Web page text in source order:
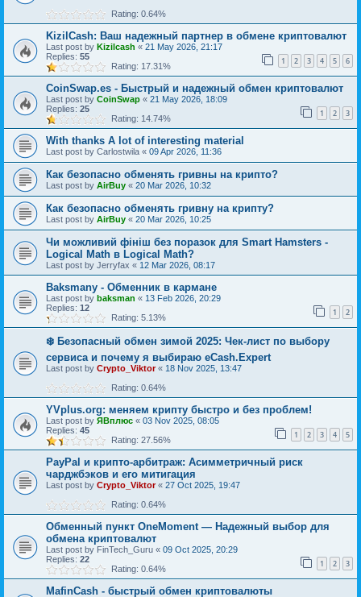
Rating: 0.64%
KizilCash: Ваш надежный партнер в обмене криптовалют
Last post by Kizilcash « 21 May 2026, 21:17
Replies: 55 1 2 3 4 5 6
Rating: 17.31%
CoinSwap.es - Быстрый и надежный обмен криптовалют
Last post by CoinSwap « 21 May 2026, 18:09
Replies: 25 1 2 3
Rating: 14.74%
With thanks A lot of interesting material
Last post by Carlostwila « 09 Apr 2026, 11:36
Как безопасно обменять гривны на крипто?
Last post by AirBuy « 20 Mar 2026, 10:32
Как безопасно обменять гривну на крипту?
Last post by AirBuy « 20 Mar 2026, 10:25
Чи можливий фініш без поразок для Smart Hamsters -
Logical Math в Logical Math?
Last post by Jerryfax « 12 Mar 2026, 08:17
Baksmany - Обменник в кармане
Last post by baksman « 13 Feb 2026, 20:29
Replies: 12 1 2
Rating: 5.13%
❄️ Безопасный обмен зимой 2025: Чек-лист по выбору
сервиса и почему я выбираю eCash.Expert
Last post by Crypto_Viktor« 18 Nov 2025, 13:47
Rating: 0.64%
YVplus.org: меняем крипту быстро и без проблем!
Last post by ЯВплюс « 03 Nov 2025, 08:05
Replies: 45 1 2 3 4 5
Rating: 27.56%
PayPal и крипто-арбитраж: Асимметричный риск
чарджбэков и его митигация
Last post by Crypto_Viktor« 27 Oct 2025, 19:47
Rating: 0.64%
Обменный пункт OneMoment — Надежный выбор для
обмена криптовалют
Last post by FinTech_Guru « 09 Oct 2025, 20:29
Replies: 22 1 2 3
Rating: 0.64%
MafinCash - быстрый обмен криптовалюты